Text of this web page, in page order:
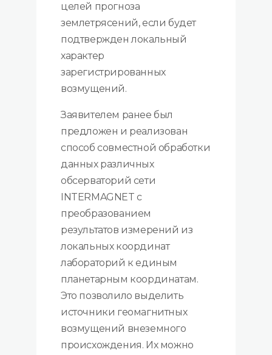
целей прогноза
землетрясений, если будет
подтвержден локальный
характер
зарегистрированных
возмущений.
Заявителем ранее был
предложен и реализован
способ совместной обработки
данных различных
обсерваторий сети
INTERMAGNET с
преобразованием
результатов измерений из
локальных координат
лабораторий к единым
планетарным координатам.
Это позволило выделить
источники геомагнитных
возмущений внеземного
происхождения. Их можно